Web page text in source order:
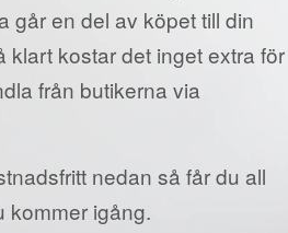
går en del av köpet till din
klart kostar det inget extra för
från butikerna via
nedan så får du all
kommer igång.